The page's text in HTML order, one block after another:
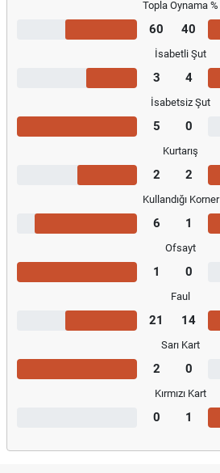
Topla Oynama %
60 40
İsabetli Şut
3 4
İsabetsiz Şut
5 0
Kurtarış
2 2
Kullandığı Korner
6 1
Ofsayt
1 0
Faul
21 14
Sarı Kart
2 0
Kırmızı Kart
0 1